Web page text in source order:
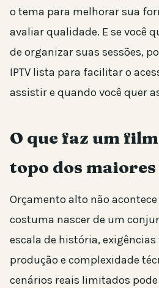
o tema para melhorar sua
avaliar qualidade. E se você
de organizar suas sessões,
IPTV lista para facilitar o
assistir e quando você quer
O que faz um
topo dos
Orçamento alto não acontece
costuma nascer de um
escala de história,
produção e complexidade
cenários reais limitados